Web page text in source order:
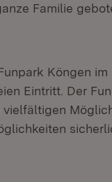
Familie
Köngen
Eintritt. Der